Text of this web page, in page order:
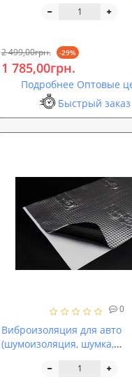
2 499,00грн. -29%
1 785,00грн.
Подробнее Оптовые
Быстрый заказ
0
Виброизоляция для авто
(шумоизоляция, шумка,
автомобиля) SoundProOFF